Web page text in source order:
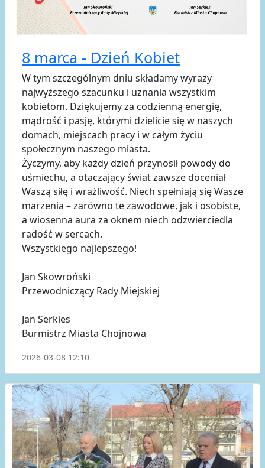
8 marca - Dzień Kobiet
​W tym szczególnym dniu składamy wyrazy
najwyższego szacunku i uznania wszystkim
kobietom. Dziękujemy za codzienną energię,
mądrość i pasję, którymi dzielicie się w naszych
domach, miejscach pracy i w całym życiu
społecznym naszego miasta.
​Życzymy, aby każdy dzień przynosił powody do
uśmiechu, a otaczający świat zawsze doceniał
Waszą siłę i wrażliwość. Niech spełniają się Wasze
marzenia – zarówno te zawodowe, jak i osobiste,
a wiosenna aura za oknem niech odzwierciedla
radość w sercach.
​Wszystkiego najlepszego!
​Jan Skowroński
Przewodniczący Rady Miejskiej
​Jan Serkies
Burmistrz Miasta Chojnowa
2026-03-08 12:10